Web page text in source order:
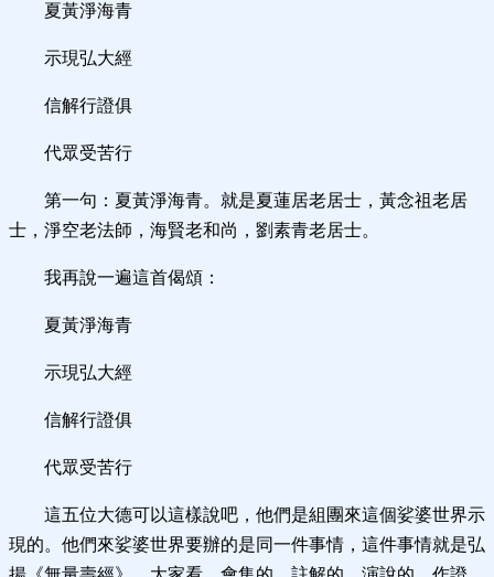
夏黃淨海青
示現弘大經
信解行證俱
代眾受苦行
第一句：夏黃淨海青。就是夏蓮居老居士，黃念祖老居
士，淨空老法師，海賢老和尚，劉素青老居士。
我再說一遍這首偈頌：
夏黃淨海青
示現弘大經
信解行證俱
代眾受苦行
這五位大德可以這樣說吧，他們是組團來這個娑婆世界示
現的。他們來娑婆世界要辦的是同一件事情，這件事情就是弘